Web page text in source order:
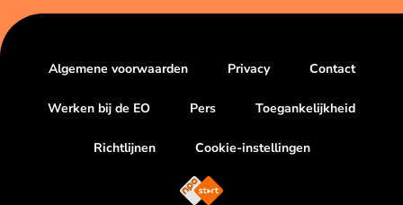
Algemene voorwaarden Privacy Contact
Werken bij de EO Pers Toegankelijkheid
Richtlijnen Cookie-instellingen